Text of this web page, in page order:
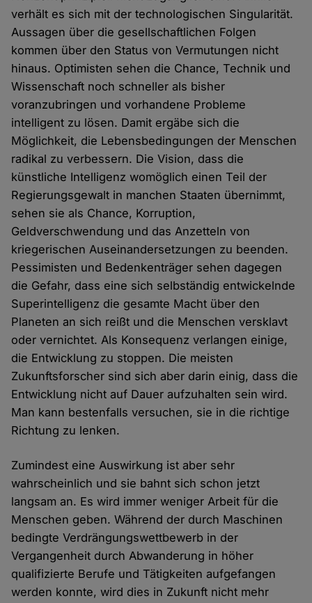
verhält es sich mit der technologischen Singularität.
Aussagen über die gesellschaftlichen Folgen
kommen über den Status von Vermutungen nicht
hinaus. Optimisten sehen die Chance, Technik und
Wissenschaft noch schneller als bisher
voranzubringen und vorhandene Probleme
intelligent zu lösen. Damit ergäbe sich die
Möglichkeit, die Lebensbedingungen der Menschen
radikal zu verbessern. Die Vision, dass die
künstliche Intelligenz womöglich einen Teil der
Regierungsgewalt in manchen Staaten übernimmt,
sehen sie als Chance, Korruption,
Geldverschwendung und das Anzetteln von
kriegerischen Auseinandersetzungen zu beenden.
Pessimisten und Bedenkenträger sehen dagegen
die Gefahr, dass eine sich selbständig entwickelnde
Superintelligenz die gesamte Macht über den
Planeten an sich reißt und die Menschen versklavt
oder vernichtet. Als Konsequenz verlangen einige,
die Entwicklung zu stoppen. Die meisten
Zukunftsforscher sind sich aber darin einig, dass die
Entwicklung nicht auf Dauer aufzuhalten sein wird.
Man kann bestenfalls versuchen, sie in die richtige
Richtung zu lenken.
Zumindest eine Auswirkung ist aber sehr
wahrscheinlich und sie bahnt sich schon jetzt
langsam an. Es wird immer weniger Arbeit für die
Menschen geben. Während der durch Maschinen
bedingte Verdrängungswettbewerb in der
Vergangenheit durch Abwanderung in höher
qualifizierte Berufe und Tätigkeiten aufgefangen
werden konnte, wird dies in Zukunft nicht mehr